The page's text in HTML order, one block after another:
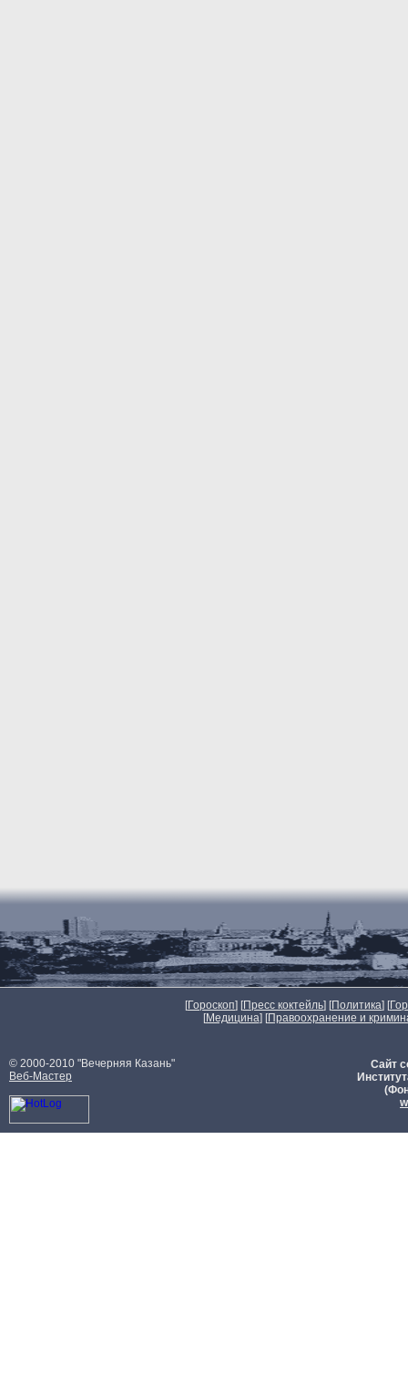
[Гороскоп] [Пресс коктейль] [Политика] [
[Медицина] [Правоохранение и
© 2000-2010 "Вечерняя Казань"
Веб-Мастер
Сайт